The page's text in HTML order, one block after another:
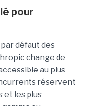
pour
défaut des
change de
au plus
réservent
et les plus